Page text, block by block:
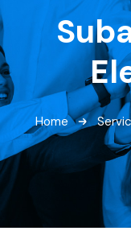
Home